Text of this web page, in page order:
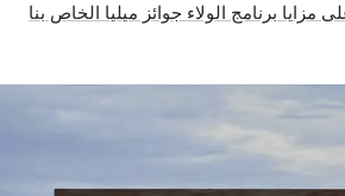
مزايا برنامج الولاء جوائز ميليا الخاص بنا